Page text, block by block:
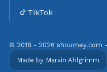
TikTok
© 2018 - 2026 shourney.com
Made by Marvin Ahlgrimm